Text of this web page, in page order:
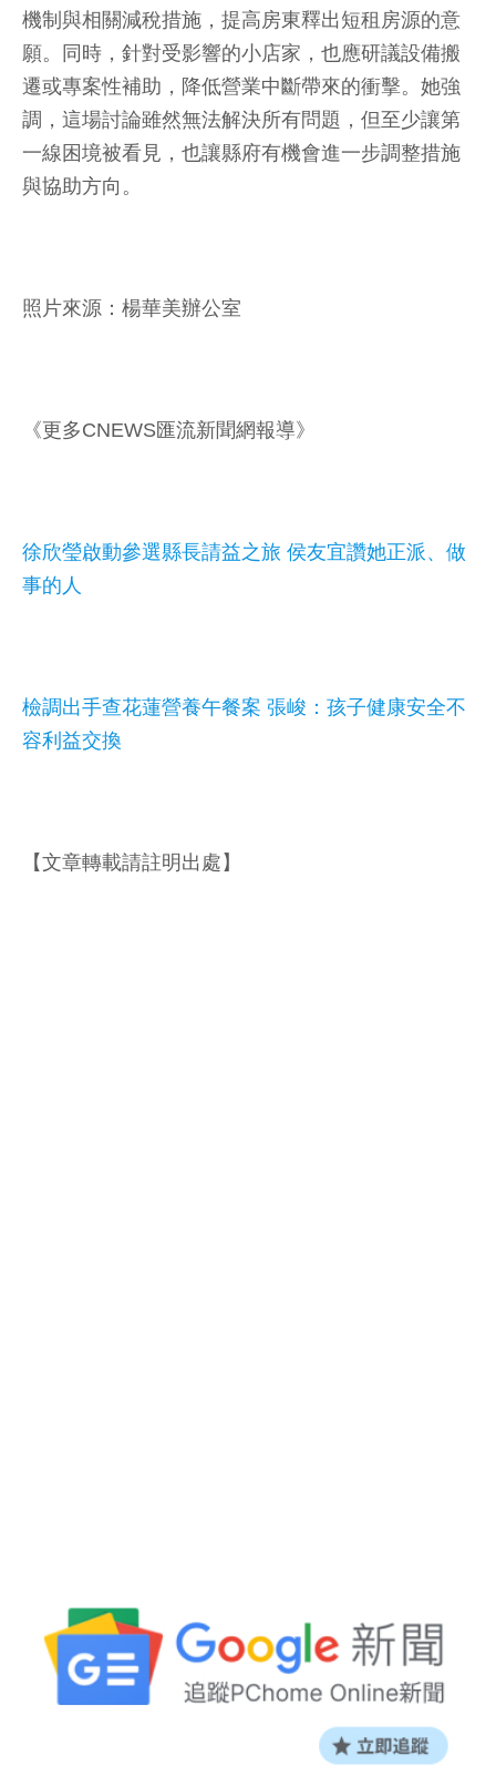
機制與相關減稅措施，提高房東釋出短租房源的意
願。同時，針對受影響的小店家，也應研議設備搬
遷或專案性補助，降低營業中斷帶來的衝擊。她強
調，這場討論雖然無法解決所有問題，但至少讓第
一線困境被看見，也讓縣府有機會進一步調整措施
與協助方向。
照片來源：楊華美辦公室
《更多CNEWS匯流新聞網報導》
徐欣瑩啟動參選縣長請益之旅 侯友宜讚她正派、做
事的人
檢調出手查花蓮營養午餐案 張峻：孩子健康安全不
容利益交換
【文章轉載請註明出處】